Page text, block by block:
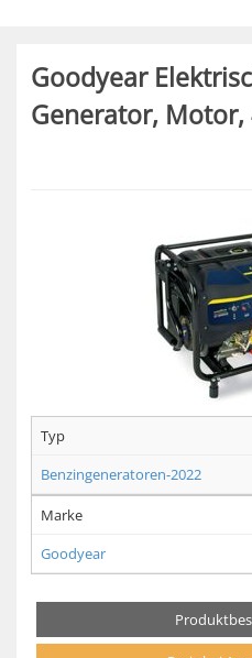
Goodyear
Generator, Motor,
Typ
Benzingeneratoren-2022
Marke
Goodyear